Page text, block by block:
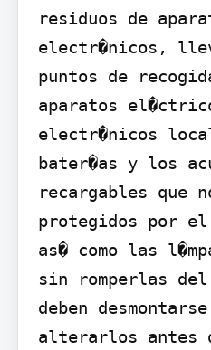
residuos de
electr�nicos,
puntos de
aparatos
electr�nicos
bater�as y los
recargables que
protegidos por
as� como las
sin romperlas
deben
alterarlos antes